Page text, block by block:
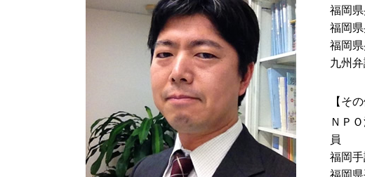
遺言書 検認
法定相続分 養子
代襲相続 割合
代襲相続 法定相続人
福岡
福岡
福岡
九州
【そ
ＮＰ
員
福岡